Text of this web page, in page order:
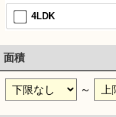
4LDK
面積
～